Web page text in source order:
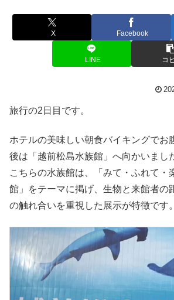
X Facebook
LINE コ
旅行の2日目です。
ホテルの美味しい朝食バイキングでお
後は「越前松島水族館」へ向かいまし
こちらの水族館は、「みて・ふれて・
館」をテーマに掲げ、生物と来館者の
の触れ合いを重視した展示が特徴です。